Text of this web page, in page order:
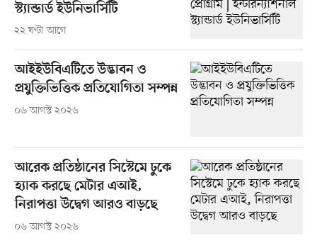
স্ট্যান্ডার্ড ইউনিভার্সিটি
২২ ঘণ্টা আগে
আইইউবিএটিতে উদ্ভাবন ও
প্রযুক্তিভিত্তিক প্রতিযোগিতা সম্পন্ন
০৬ আগস্ট ২০২৬
আরেক প্রতিষ্ঠানের সিস্টেমে ঢুকে
হ্যাক করছে মেটার এআই,
নিরাপত্তা উদ্বেগ আরও বাড়ছে
০৬ আগস্ট ২০২৬